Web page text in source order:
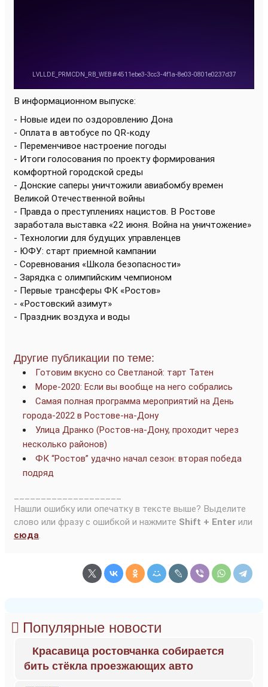
В информационном выпуске:
- Новые идеи по оздоровлению Дона
- Оплата в автобусе по QR-коду
- Переменчивое настроение погоды
- Итоги голосования по проекту формирования
комфортной городской среды
- Донские саперы уничтожили авиабомбу времен
Великой Отечественной войны
- Правда о преступлениях нацистов. В Ростове
заработала выставка «22 июня. Война на уничтожение»
- Технологии для будущих управленцев
- ЮФУ: старт приемной кампании
- Соревнования «Школа безопасности»
- Зарядка с олимпийским чемпионом
- Первые трансферы ФК «Ростов»
- «Ростовский азимут»
- Праздник воздуха и воды
Другие публикации по теме:
Готовим вкусно со Светланой: тарт Татен
Море-2020: Если вы вообще на него собрались
Самая полная программа мероприятий на День
города-2022 в Ростове-на-Дону
Улица Дранко (Ростов-на-Дону, проходит через
несколько районов)
ФК “Ростов” удачно начал сезон: вторая победа
подряд
Нашли ошибку или опечатку в тексте выше? Выделите
слово или фразу с ошибкой и нажмите Shift + Enter или
сюда.
Популярные новости
Красавица ростовчанка собирается
бить стёкла проезжающих авто